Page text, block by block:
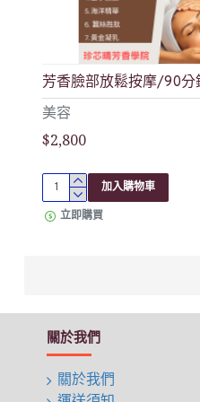
美容
芳香臉部放鬆按摩/90
$2,800
加入購物車
立即購買
關於我們
關於我們